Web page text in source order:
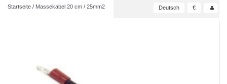
Startseite / Massekabel 20 cm / 25mm2 Deutsch €